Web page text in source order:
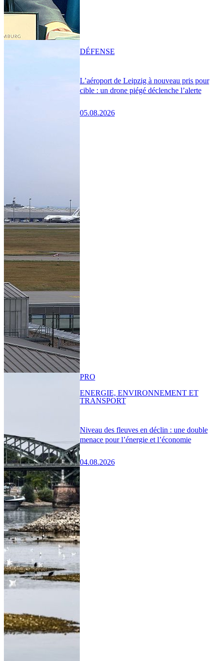
L’aéroport de Leipzig à nouveau pris pour
cible : un drone piégé déclenche l’alerte
05.08.2026
DÉFENSE
Niveau des fleuves en déclin : une double
menace pour l’énergie et l’économie
04.08.2026
PRO
ENERGIE, ENVIRONNEMENT ET
TRANSPORT